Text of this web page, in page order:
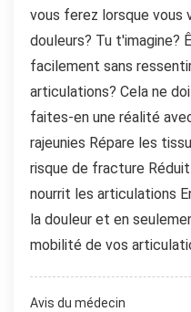
vous ferez lorsque vous
douleurs? Tu t'imagine?
facilement sans
articulations? Cela ne
faites-en une réalité
rajeunies Répare les
risque de fracture
nourrit les articulations
la douleur et en
mobilité de vos
Avis du médecin